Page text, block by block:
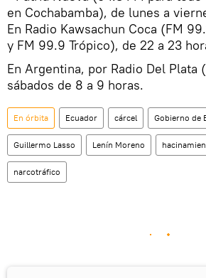
en Cochabamba), de lunes a
En Radio Kawsachun Coca (FM
y FM 99.9 Trópico), de 22 a 23
En Argentina, por Radio Del Plata
sábados de 8 a 9 horas.
En órbita Ecuador cárcel Gobierno de
Guillermo Lasso Lenín Moreno
narcotráfico